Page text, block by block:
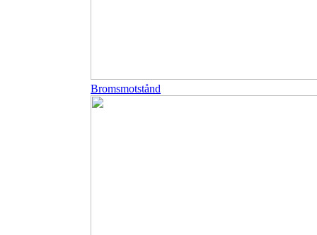
Bromsmotstånd